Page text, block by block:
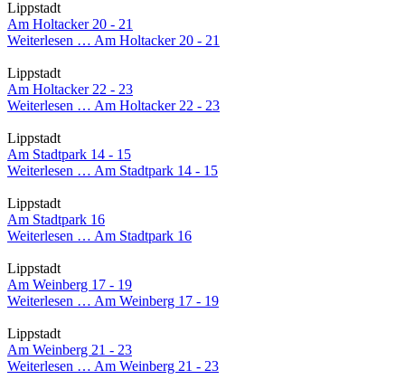
Lippstadt
Am Holtacker 20 - 21
Weiterlesen … Am Holtacker 20 - 21
Lippstadt
Am Holtacker 22 - 23
Weiterlesen … Am Holtacker 22 - 23
Lippstadt
Am Stadtpark 14 - 15
Weiterlesen … Am Stadtpark 14 - 15
Lippstadt
Am Stadtpark 16
Weiterlesen … Am Stadtpark 16
Lippstadt
Am Weinberg 17 - 19
Weiterlesen … Am Weinberg 17 - 19
Lippstadt
Am Weinberg 21 - 23
Weiterlesen … Am Weinberg 21 - 23